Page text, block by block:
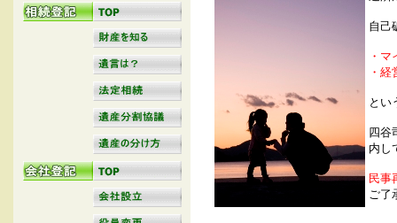
自己
・
・
とい
四谷
内し
民事
ご了